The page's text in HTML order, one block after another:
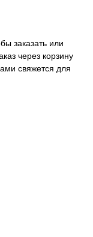
заказать или
через корзину
свяжется для